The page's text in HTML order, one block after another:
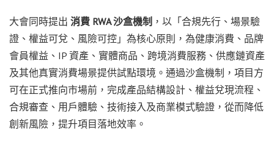
大會同時提出 消費 RWA沙盒機制 ，以「合規先行、場景驗
證、權益可兌、風險可控」為核心原則，為健康消費、品牌
會員權益、IP 資產、實體商品、跨境消費服務、供應鏈資產
及其他真實消費場景提供試點環境。通過沙盒機制，項目方
可在正式推向市場前，完成產品結構設計、權益兌現流程、
合規審查、用戶體驗、技術接入及商業模式驗證，從而降低
創新風險，提升項目落地效率。